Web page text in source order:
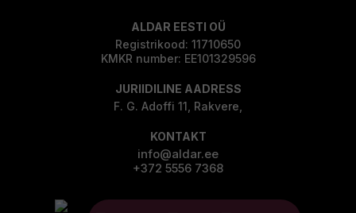
ALDAR EESTI OÜ
Registrikood: 11710650
KMKR number: EE101329596
JURIIDILINE AADRESS
F. G. Adoffi 11, Rakvere,
KONTAKT
info@aldar.ee
+372 5556 7368